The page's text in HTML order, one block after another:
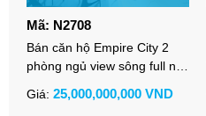
Mã: N2708
Bán căn hộ Empire City 2
phòng ngủ view sông full nội
Giá: 25,000,000,000 VND